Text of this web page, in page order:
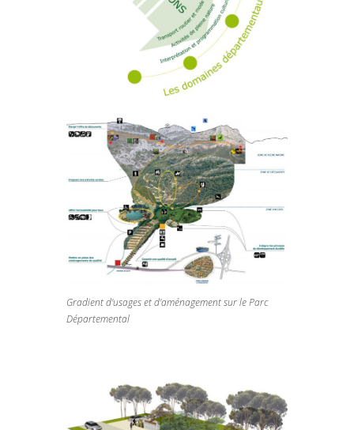
Gradient d'usages et d'aménagement sur le Parc
Départemental